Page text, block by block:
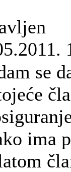
se
ima